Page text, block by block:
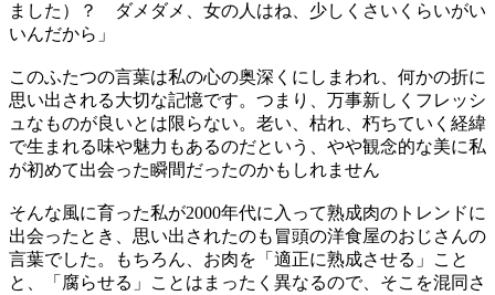
ました）？ ダメダメ、女の人はね、少しくさいくらいがい
いんだから」
このふたつの言葉は私の心の奥深くにしまわれ、何かの折に
思い出される大切な記憶です。つまり、万事新しくフレッシ
ュなものが良いとは限らない。老い、枯れ、朽ちていく経緯
で生まれる味や魅力もあるのだという、やや観念的な美に私
が初めて出会った瞬間だったのかもしれません
そんな風に育った私が2000年代に入って熟成肉のトレンドに
出会ったとき、思い出されたのも冒頭の洋食屋のおじさんの
言葉でした。もちろん、お肉を「適正に熟成させる」こと
と、「腐らせる」ことはまったく異なるので、そこを混同さ